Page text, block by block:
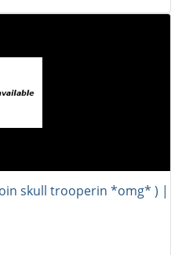
skull trooperin *omg* ) |